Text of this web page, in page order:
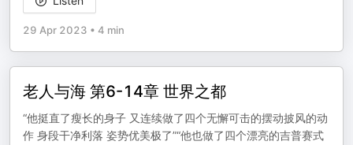
29 Apr 2023 • 4 min
老人与海 第6-14章 世界之都
“他挺直了瘦长的身子 又连续做了四个无懈可击的摆动披风的动
作 身段干净利落 姿势优美极了”“他也做了四个漂亮的吉普赛式